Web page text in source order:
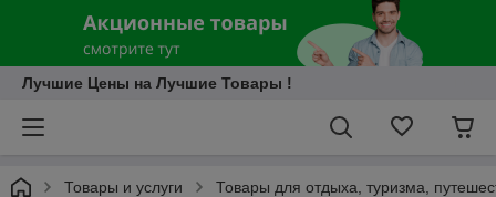
Лучшие Цены на Лучшие Товары !
Товары и услуги Товары для отдыха, туризма,